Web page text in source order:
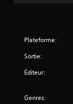
Plateforme:
Sortie:
Éditeur:
Genres: